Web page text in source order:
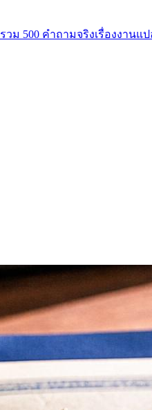
รวม 500 คำถามจริงเรื่องงานแ